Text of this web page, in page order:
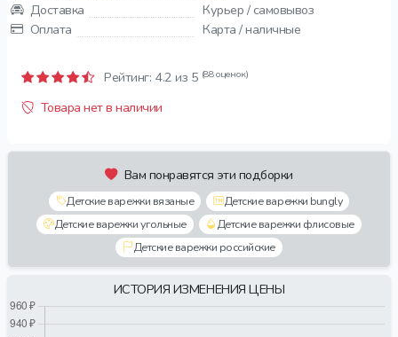
Доставка
Курьер / самовывоз
Оплата
Карта / наличные
Рейтинг: 4.2 из 5 (88 оценок)
Товара нет в наличии
Вам понравятся эти подборки
Детские варежки вязаные
Детские варежки bungly
Детские варежки угольные
Детские варежки флисовые
Детские варежки российские
ИСТОРИЯ ИЗМЕНЕНИЯ ЦЕНЫ